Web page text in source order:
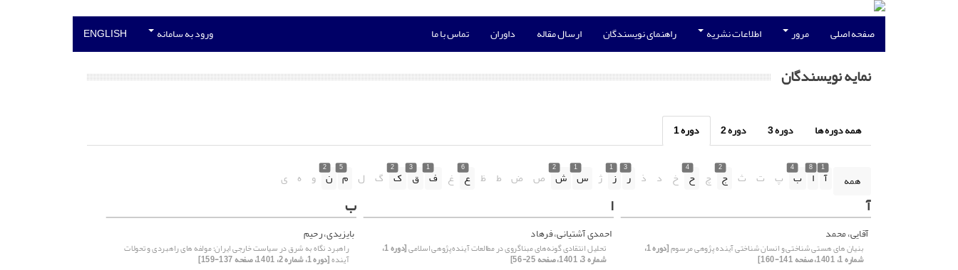
صفحه اصلی مرور اطلاعات نشریه راهنمای نویسندگان ارسال مقاله داوران تماس با ما ورود به سامانه ENGLISH
نمایه نویسندگان
همه دوره ها دوره 3 دوره 2 دوره 1
همه
1
آ
8
ا
4
ب پ ت ث
2
ج چ
4
ح خ د ذ
3
ر
1
ز ژ
1
س
2
ش ص ض ط ظ
6
ع غ
1
ف
3
ق
2
ک گ ل
5
م
2
ن و ه ی
آ
آقایی، محمد
بنیان های هستی شناختی و انسان شناختی آینده پژوهی مرسوم [دوره 1،
شماره 1، 1401، صفحه 141-160]
ا
احمدی آشتیانی، فرهاد
تحلیل انتقادی گونه‌های مبناگروی در مطالعات آینده‌پژوهی اسلامی [دوره 1،
شماره 3، 1401، صفحه 25-56]
ب
بایزیدی، رحیم
راهبرد نگاه به شرق در سیاست خارجی ایران؛ مولفه های راهبردی و تحولات
آینده[دوره 1، شماره 2، 1401، صفحه 137-159]